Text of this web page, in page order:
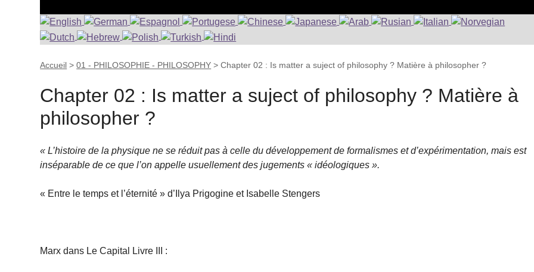
Accueil >01 - PHILOSOPHIE - PHILOSOPHY >Chapter 02 : Is matter a suject of philosophy ? Matière à philosopher ?
Chapter 02 : Is matter a suject of philosophy ? Matière à
philosopher ?
« L’histoire de la physique ne se réduit pas à celle du développement de formalismes et d’expérimentation, mais est
inséparable de ce que l’on appelle usuellement des jugements « idéologiques ».
« Entre le temps et l’éternité » d’Ilya Prigogine et Isabelle Stengers
Marx dans Le Capital Livre III :